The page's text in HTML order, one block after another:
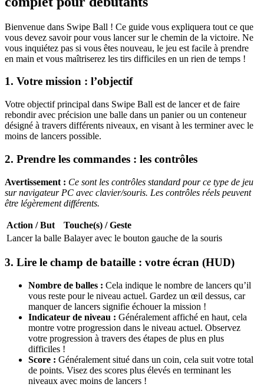
Bienvenue dans Swipe Ball ! Ce guide vous expliquera tout ce que
vous devez savoir pour vous lancer sur le chemin de la victoire. Ne
vous inquiétez pas si vous êtes nouveau, le jeu est facile à prendre
en main et vous maîtriserez les tirs difficiles en un rien de temps !
1. Votre mission : l’objectif
Votre objectif principal dans Swipe Ball est de lancer et de faire
rebondir avec précision une balle dans un panier ou un conteneur
désigné à travers différents niveaux, en visant à les terminer avec le
moins de lancers possible.
2. Prendre les commandes : les contrôles
Avertissement : Ce sont les contrôles standard pour ce type de jeu
sur navigateur PC avec clavier/souris. Les contrôles réels peuvent
être légèrement différents.
Action / But
Touche(s) / Geste
Lancer la balle Balayer avec le bouton gauche de la souris
3. Lire le champ de bataille : votre écran (HUD)
Nombre de balles : Cela indique le nombre de lancers qu’il
vous reste pour le niveau actuel. Gardez un œil dessus, car
manquer de lancers signifie échouer la mission !
Indicateur de niveau : Généralement affiché en haut, cela
montre votre progression dans le niveau actuel. Observez
votre progression à travers des étapes de plus en plus
difficiles !
Score : Généralement situé dans un coin, cela suit votre total
de points. Visez des scores plus élevés en terminant les
niveaux avec moins de lancers !